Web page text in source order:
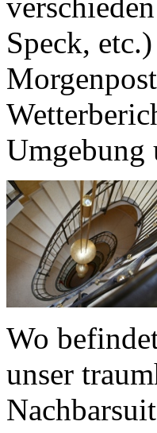
Speck,
Umgebung
Wo
unser